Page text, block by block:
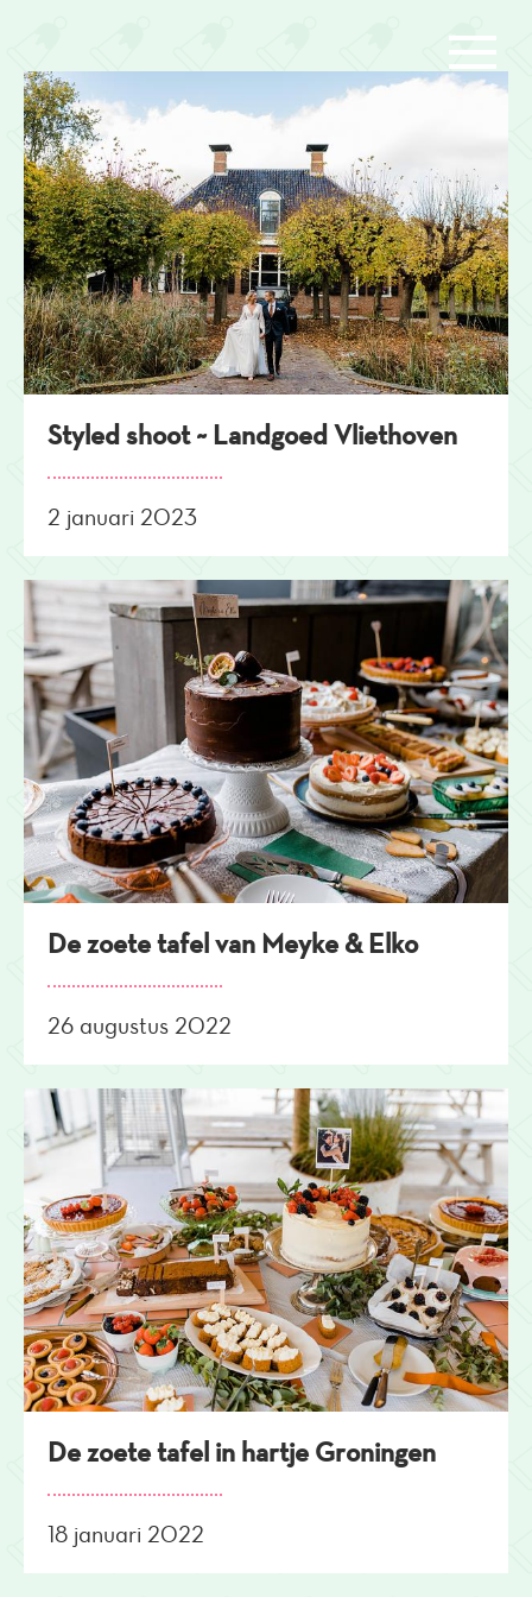
naar
de
inhoud
gaan
Styled shoot ~ Landgoed Vliethoven
2 januari 2023
De zoete tafel van Meyke & Elko
26 augustus 2022
De zoete tafel in hartje Groningen
18 januari 2022